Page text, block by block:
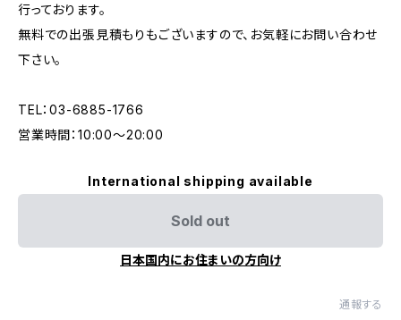
行っております。
無料での出張見積もりもございますので、お気軽にお問い合わせ
下さい。
TEL：03-6885-1766
営業時間：10:00〜20:00
International shipping available
Sold out
日本国内にお住まいの方向け
通報する